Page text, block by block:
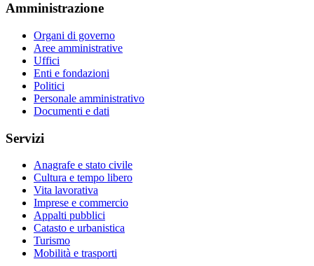
Amministrazione
Organi di governo
Aree amministrative
Uffici
Enti e fondazioni
Politici
Personale amministrativo
Documenti e dati
Servizi
Anagrafe e stato civile
Cultura e tempo libero
Vita lavorativa
Imprese e commercio
Appalti pubblici
Catasto e urbanistica
Turismo
Mobilità e trasporti